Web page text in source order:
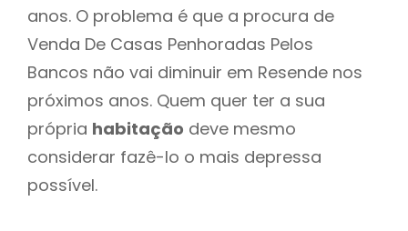
anos. O problema é que a procura de
Venda De Casas Penhoradas Pelos
Bancos não vai diminuir em Resende nos
próximos anos. Quem quer ter a sua
própria habitação deve mesmo
considerar fazê-lo o mais depressa
possível.